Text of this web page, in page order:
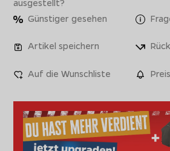
ausgestellt?
Günstiger gesehen
Artikel speichern
Auf die Wunschliste